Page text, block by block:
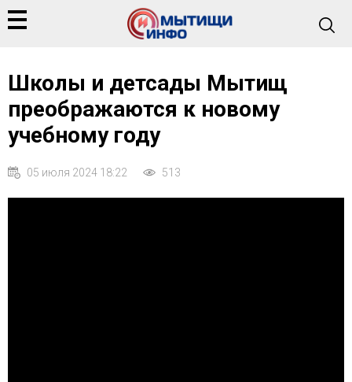
Школы и детсады Мытищ
преображаются к новому
учебному году
05 июля 2024 18:22 513